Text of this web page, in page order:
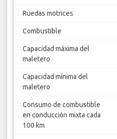
Ruedas motrices
Combustible
Capacidad máxima del
maletero
Capacidad mínima del
maletero
Consumo de combustible
en conducción mixta cada
100 km